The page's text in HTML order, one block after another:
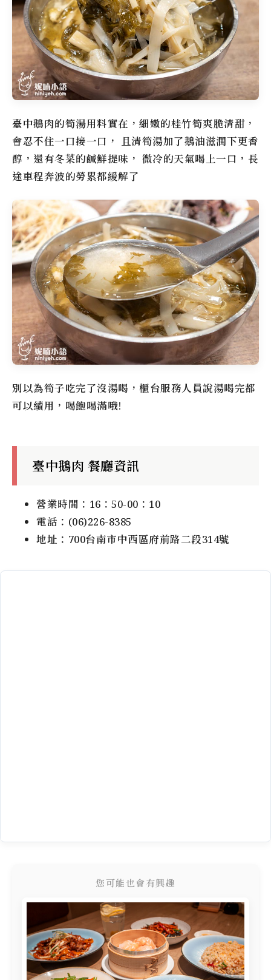
臺中鵝肉的筍湯用料實在，細嫩的桂竹筍爽脆清甜，
會忍不住一口接一口， 且清筍湯加了鵝油滋潤下更香
醇，還有冬菜的鹹鮮提味， 微冷的天氣喝上一口，長
途車程奔波的勞累都緩解了
別以為筍子吃完了沒湯喝，櫃台服務人員說湯喝完都
可以續用，喝飽喝滿哦!
臺中鵝肉 餐廳資訊
營業時間：16：50-00：10
電話：(06)226-8385
地址：700台南市中西區府前路二段314號
您可能也會有興趣